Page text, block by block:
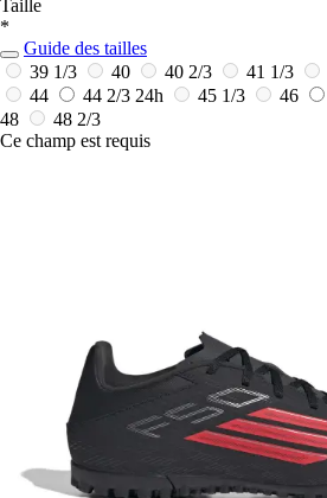
Taille
*
Guide des tailles
39 1/3
40 40 2/3 41 1/3
44
44 2/3 24h 45 1/3 46
48
48 2/3
Ce champ est requis